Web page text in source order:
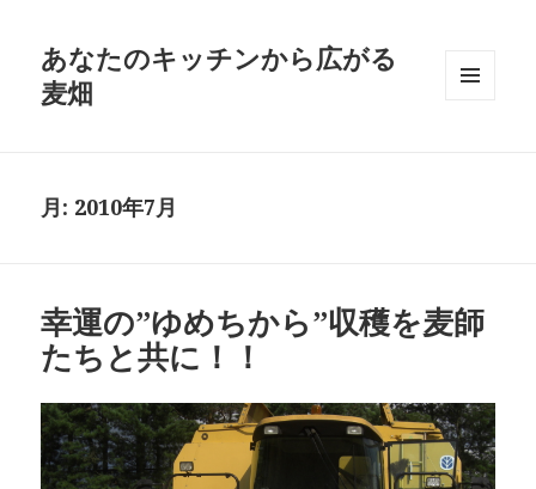
あなたのキッチンから広がる
麦畑
月: 2010年7月
幸運の”ゆめちから”収穫を麦師
たちと共に！！